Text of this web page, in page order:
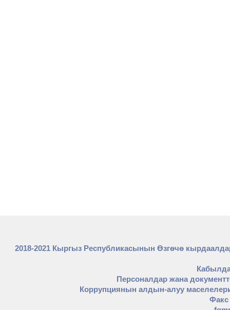
2018-2021 Кыргыз Республикасынын Өзгөчө
Персоналдар жана
Коррупциянын алдын-алуу
Факс